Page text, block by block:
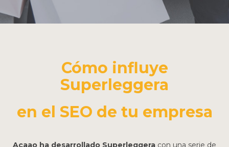
Cómo influye
Superleggera
en el SEO de tu empresa
Acaao ha desarrollado Superleggera con una serie de